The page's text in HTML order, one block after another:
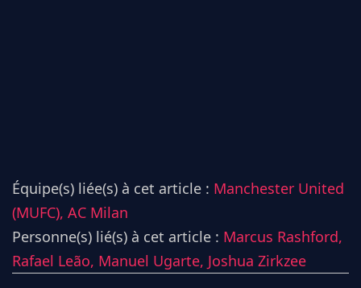
Équipe(s) liée(s) à cet article : Manchester United
(MUFC), AC Milan
Personne(s) lié(s) à cet article : Marcus Rashford,
Rafael Leão, Manuel Ugarte, Joshua Zirkzee